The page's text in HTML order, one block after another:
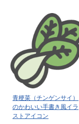
青梗菜（チンゲンサイ）
のかわいい手書き風イラ
ストアイコン